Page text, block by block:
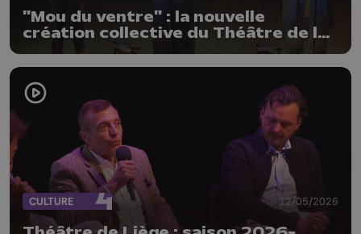
"Mou du ventre" : la nouvelle
création collective du Théâtre de la
Renaissance
CULTURE 12/05/2026